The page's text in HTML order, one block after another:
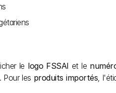
le logo FSSAI et le
Pour les produits importés,